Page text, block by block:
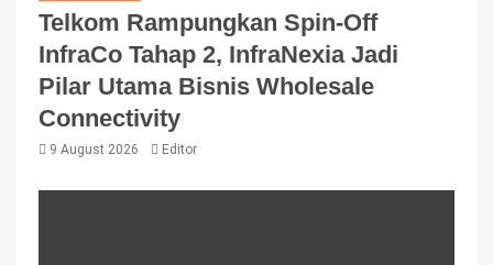
Telkom Rampungkan Spin-Off
InfraCo Tahap 2, InfraNexia Jadi
Pilar Utama Bisnis Wholesale
Connectivity
9 August 2026 Editor